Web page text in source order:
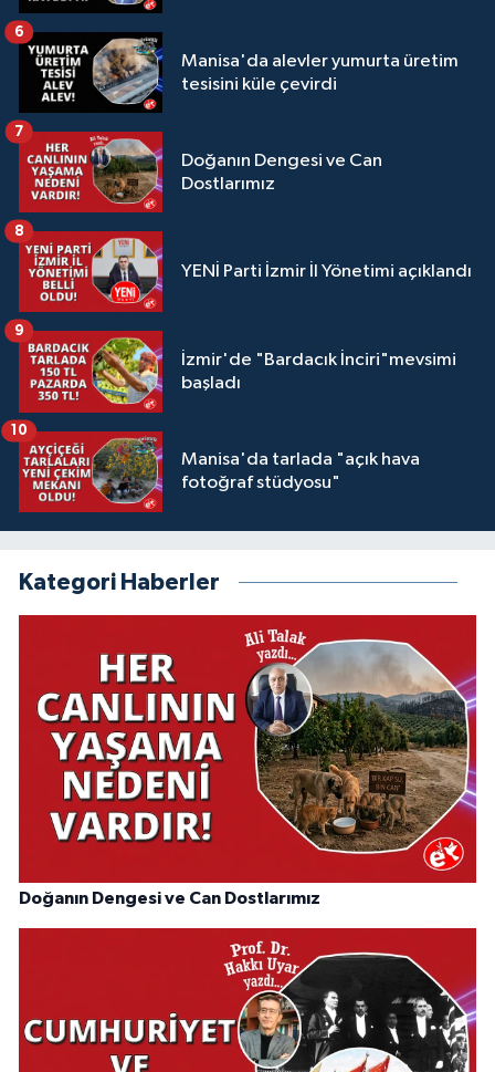
Manisa'da alevler yumurta üretim
tesisini küle çevirdi
6
Doğanın Dengesi ve Can
Dostlarımız
7
YENİ Parti İzmir İl Yönetimi açıklandı
8
İzmir'de "Bardacık İnciri"mevsimi
başladı
9
Manisa'da tarlada "açık hava
fotoğraf stüdyosu"
10
Kategori Haberler
Doğanın Dengesi ve Can Dostlarımız